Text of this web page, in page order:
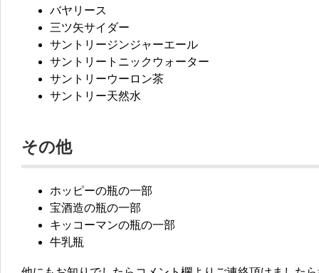
バヤリース
三ツ矢サイダー
サントリージンジャーエール
サントリートニックウォーター
サントリーウーロン茶
サントリー天然水
その他
ホッピーの瓶の一部
宝酒造の瓶の一部
キッコーマンの瓶の一部
牛乳瓶